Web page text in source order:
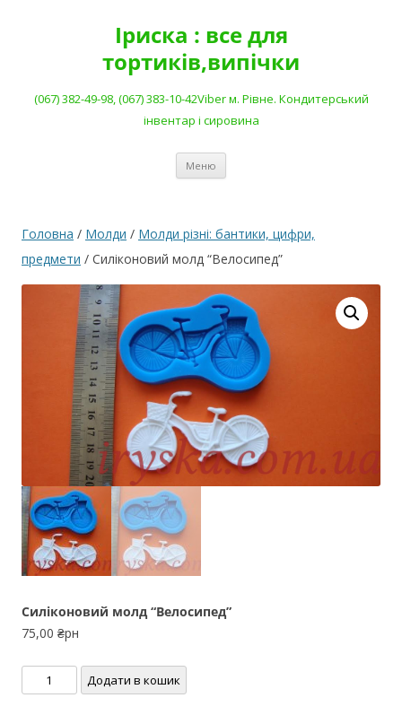
Іриска : все для
тортиків,випічки
(067) 382-49-98, (067) 383-10-42Viber м. Рівне. Кондитерський
інвентар і сировина
Меню
Головна / Молди / Молди різні: бантики, цифри,
предмети / Силіконовий молд “Велосипед”
Силіконовий молд “Велосипед”
75,00 ₴рн
Силіконовий
молд
Додати в кошик